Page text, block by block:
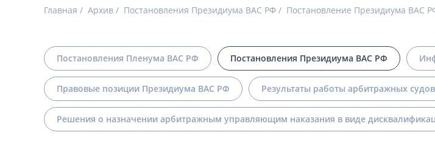
Главная Архив Постановления Президиума ВАС РФ Постановление Президиума ВАС
Постановления Пленума ВАС РФ Постановления Президиума ВАС РФ
Правовые позиции Президиума ВАС РФ Результаты работы арбитражных
Решения о назначении арбитражным управляющим наказания в виде